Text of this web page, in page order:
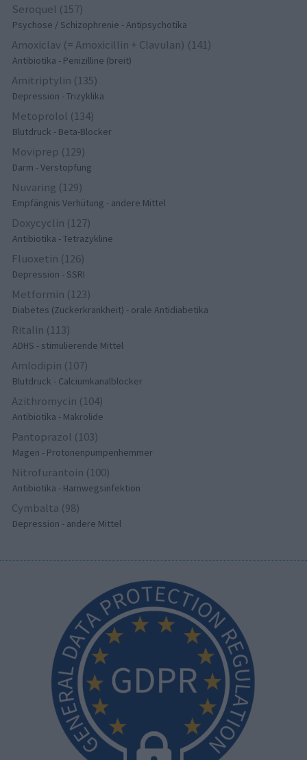
Seroquel (157)
Psychose / Schizophrenie - Antipsychotika
Amoxiclav (= Amoxicillin + Clavulan) (141)
Antibiotika - Penizilline (breit)
Amitriptylin (135)
Depression - Trizyklika
Metoprolol (134)
Blutdruck - Beta-Blocker
Moviprep (129)
Darm - Verstopfung
Nuvaring (129)
Empfängnis Verhütung - andere Mittel
Doxycyclin (127)
Antibiotika - Tetrazykline
Fluoxetin (126)
Depression - SSRI
Metformin (123)
Diabetes (Zuckerkrankheit) - orale Antidiabetika
Ritalin (113)
ADHS - stimulierende Mittel
Amlodipin (107)
Blutdruck - Calciumkanalblocker
Azithromycin (104)
Antibiotika - Makrolide
Pantoprazol (103)
Magen - Protonenpumpenhemmer
Nitrofurantoin (100)
Antibiotika - Harnwegsinfektion
Cymbalta (98)
Depression - andere Mittel